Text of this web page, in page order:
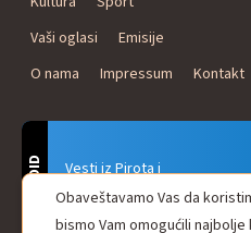
Vaši oglasi
Emisije
O nama
Impressum Kontakt
Vesti iz Pirota i
Naxi Plus Radio
Uvek u Vašem džepu!
ANDROID Obaveštavamo Vas da
bismo Vam omogućili